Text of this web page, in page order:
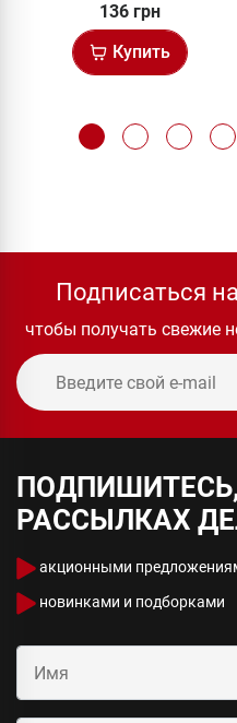
136 грн
Купить
Подписаться
чтобы получать свежие
РАССЫЛКАХ
акционными
новинками и подборками